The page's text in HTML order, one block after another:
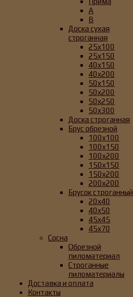
А
B
Доска сухая
строганная
25x100
25x150
40x150
40x200
50x150
50x200
50x250
50x300
Доска строганная
Брус обрезной
100x100
100x150
100x200
150x150
150x200
200x200
Брусок строганный
20x40
40x50
45x45
45x70
Сосна
Обрезной
пиломатериал
Строганные
пиломатериалы
Доставка и оплата
Контакты